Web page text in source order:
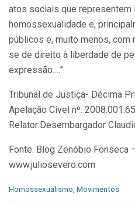
atos sociais que representem
homossexualidade e,
públicos e, muito menos, com
se de direito à liberdade de
expressão….”
Tribunal de Justiça- Décima
Apelação Cível nº.
Relator:Desembargador
Fonte: Blog Zenóbio Fonseca
www.juliosevero.com
C
Homossexualismo Movimentos